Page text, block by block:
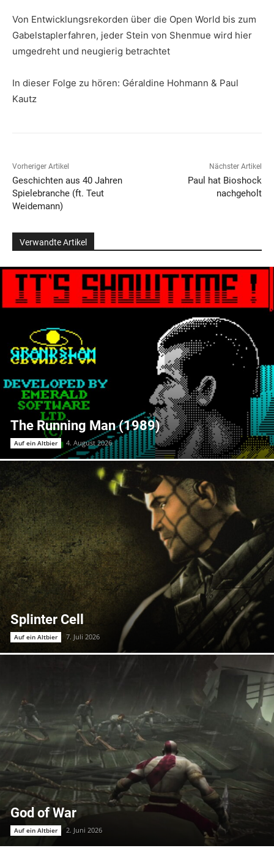
Von Entwicklungsrekorden über die Open World bis zum
Gabelstaplerfahren, jeder Stein von Shenmue wird hier
umgedreht und neugierig betrachtet
In dieser Folge zu hören: Géraldine Hohmann & Paul
Kautz
Vorheriger Artikel
Geschichten aus 40 Jahren
Spielebranche (ft. Teut
Weidemann)
Nächster Artikel
Paul hat Bioshock
nachgeholt
Verwandte Artikel
The Running Man (1989)
Auf ein Altbier 4. August 2026
Splinter Cell
Auf ein Altbier 7. Juli 2026
God of War
Auf ein Altbier 2. Juni 2026